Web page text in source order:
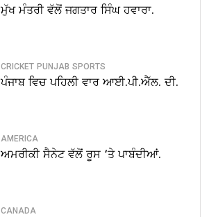
ਮੁੱਖ ਮੰਤਰੀ ਵੱਲੋਂ ਜਗਤਾਰ ਸਿੰਘ ਹਵਾਰਾ.
CRICKET PUNJAB SPORTS
ਪੰਜਾਬ ਵਿਚ ਪਹਿਲੀ ਵਾਰ ਆਈ.ਪੀ.ਐੱਲ. ਦੀ.
AMERICA
ਅਮਰੀਕੀ ਸੈਨੇਟ ਵੱਲੋਂ ਰੂਸ ‘ਤੇ ਪਾਬੰਦੀਆਂ.
CANADA